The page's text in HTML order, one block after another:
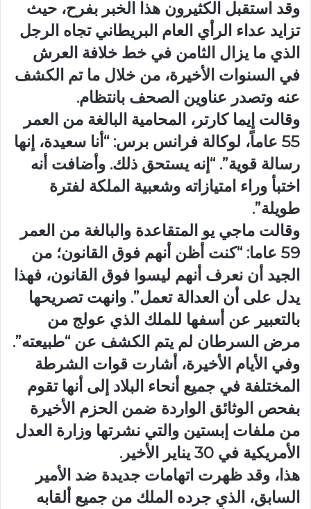
وقد استقبل الكثيرون هذا الخبر بفرح، حيث
تزايد عداء الرأي العام البريطاني تجاه الرجل
الذي ما يزال الثامن في خط خلافة العرش
في السنوات الأخيرة، من خلال ما تم الكشف
عنه وتصدر عناوين الصحف بانتظام.
وقالت إيما كارتر، المحامية البالغة من العمر
55 عاماً، لوكالة فرانس برس: “أنا سعيدة، إنها
رسالة قوية”. “إنه يستحق ذلك. وأضافت أنه
اختبأ وراء امتيازاته وشعبية الملكة لفترة
طويلة”.
وقالت ماجي يو المتقاعدة والبالغة من العمر
59 عاما: “كنت أظن أنهم فوق القانون؛ من
الجيد أن نعرف أنهم ليسوا فوق القانون، فهذا
يدل على أن العدالة تعمل”. وانهت تصريحها
بالتعبير عن أسفها للملك الذي عولج من
مرض السرطان لم يتم الكشف عن “طبيعته”.
وفي الأيام الأخيرة، أشارت قوات الشرطة
المختلفة في جميع أنحاء البلاد إلى أنها تقوم
بفحص الوثائق الواردة ضمن الحزم الأخيرة
من ملفات إبستين والتي نشرتها وزارة العدل
الأمريكية في 30 يناير الأخير.
هذا، وقد ظهرت اتهامات جديدة ضد الأمير
السابق، الذي جرده الملك من جميع ألقابه